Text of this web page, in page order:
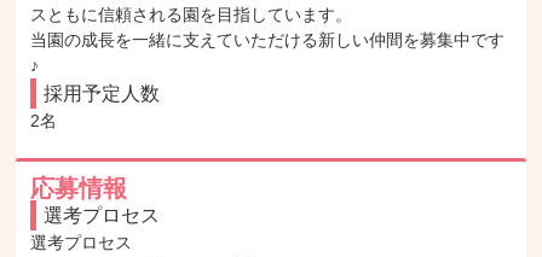
スともに信頼される園を目指しています。
当園の成長を一緒に支えていただける新しい仲間を募集中です
♪
採用予定人数
2名
応募情報
選考プロセス
選考プロセス